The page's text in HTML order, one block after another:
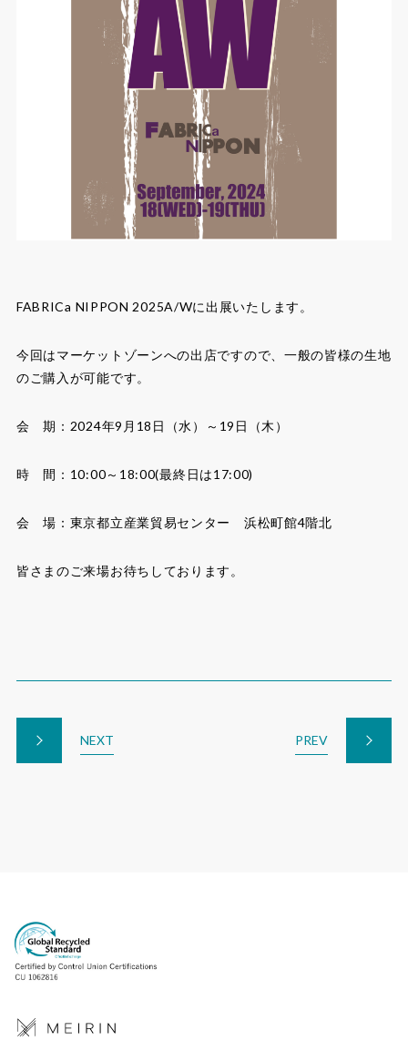
FABRICa NIPPON 2025A/Wに出展いたします。
今回はマーケットゾーンへの出店ですので、一般の皆様の生地
のご購入が可能です。
会 期：2024年9月18日（水）～19日（木）
時 間：10:00～18:00(最終日は17:00)
会 場：東京都立産業貿易センター 浜松町館4階北
皆さまのご来場お待ちしております。
NEXT PREV